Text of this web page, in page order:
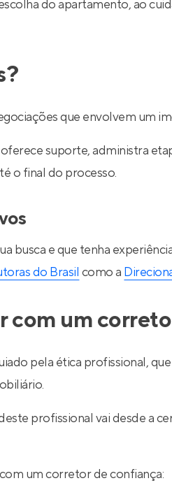
do apartamento, ao
que envolvem um
suporte, administra
o final do processo.
busca e que tenha
do Brasil como a
com um
pela ética profissional,
profissional vai desde a
um corretor de confiança: